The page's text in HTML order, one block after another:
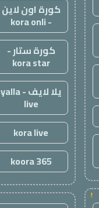
!
كورة اون لاين
- kora onli
كورة ستار -
kora star
يلا لايف - yalla
live
kora live
koora 365